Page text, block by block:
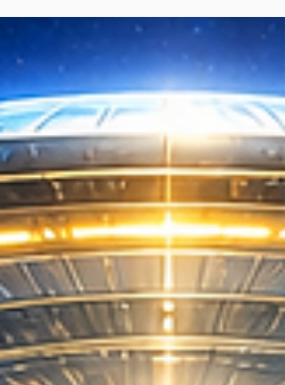
como iniciar uma ação por danos morais? E
envolvidos? Este artigo vai explicar passo a
passo o que você precisa saber para proteger
seus direitos e buscar a compensação
adequada. Entendendo a ação por danos
Antes de mais nada, é importante compreender
o que